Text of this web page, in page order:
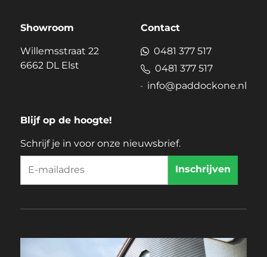
Showroom
Willemsstraat 22
6662 DL Elst
Contact
0481 377 517
0481 377 517
info@paddockone.nl
Blijf op de hoogte!
Schrijf je in voor onze nieuwsbrief.